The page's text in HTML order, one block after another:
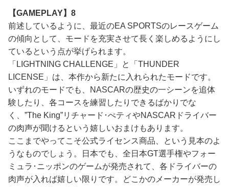
【GAMEPLAY】8
前述しているように、最近のEA SPORTSのレースゲーム
の傾向として、モードを充実させて長く楽しめるようにし
ているという点が挙げられます。
「LIGHTNING CHALLENGE」と「THUNDER
LICENSE」は、本作から新たに入れられたモードです。
いずれのモードでも、NASCARの歴史の一シーンを追体
験したり、各コースを練習したりできるばかりでな
く、”The King”リチャード･ぺティやNASCARドライバー
の肉声が聞けるという嬉しいおまけもあります。
ここまでやってこそ公式ライセンス商品、という見本のよ
うなものでしょう。日本でも、全日本GT選手権やフォー
ミュラ･ニッポンのゲームが発売されて、各ドライバーの
肉声が入れば嬉しい限りです。どこかのメーカーが発売し